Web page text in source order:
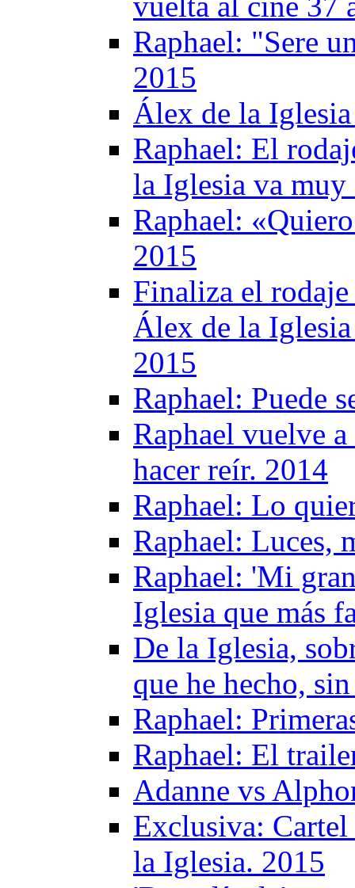
Raphael: "Sere
2015
Álex de la
Raphael: El
la Iglesia va muy
Raphael:
2015
Finaliza el
Álex de la
2015
Raphael: Puede
Raphael vuelve
hacer reír. 2014
Raphael: Lo
Raphael: Luces,
Raphael: 'Mi
Iglesia que más
De la Iglesia,
que he hecho,
Raphael:
Raphael: El
Adanne vs
Exclusiva:
la Iglesia. 2015